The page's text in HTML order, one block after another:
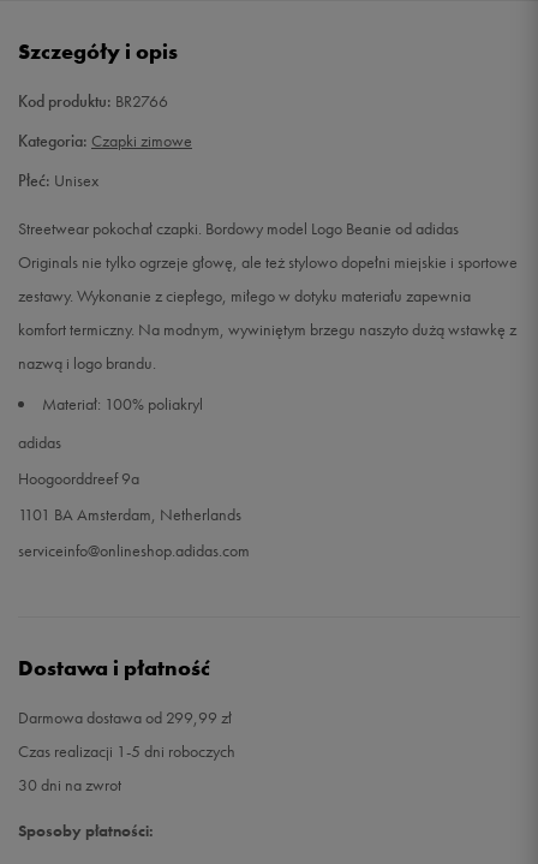
Szczegóły i opis
Kod produktu: BR2766
Kategoria: Czapki zimowe
Płeć: Unisex
Streetwear pokochał czapki. Bordowy model Logo Beanie od adidas
Originals nie tylko ogrzeje głowę, ale też stylowo dopełni miejskie i sportowe
zestawy. Wykonanie z ciepłego, miłego w dotyku materiału zapewnia
komfort termiczny. Na modnym, wywiniętym brzegu naszyto dużą wstawkę z
nazwą i logo brandu.
Materiał: 100% poliakryl
adidas
Hoogoorddreef 9a
1101 BA Amsterdam, Netherlands
serviceinfo@onlineshop.adidas.com
Dostawa i płatność
Darmowa dostawa od 299,99 zł
Czas realizacji 1-5 dni roboczych
30 dni na zwrot
Sposoby płatności: